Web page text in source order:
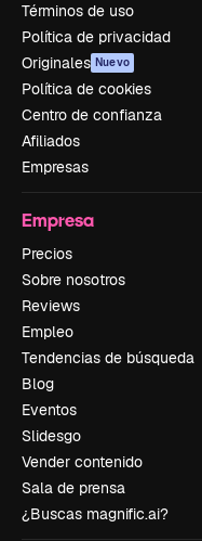
Términos de uso
Política de privacidad
Originales Nuevo
Política de cookies
Centro de confianza
Afiliados
Empresas
Empresa
Precios
Sobre nosotros
Reviews
Empleo
Tendencias de búsqueda
Blog
Eventos
Slidesgo
Vender contenido
Sala de prensa
¿Buscas magnific.ai?